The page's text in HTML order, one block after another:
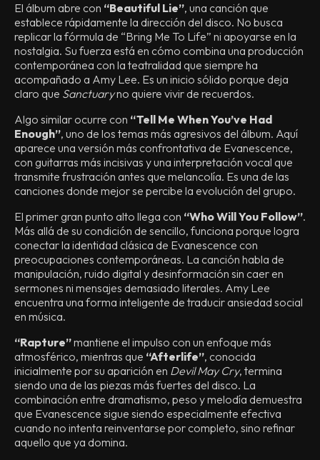
El álbum abre con “Beautiful Lie”, una canción que
establece rápidamente la dirección del disco. No busca
replicar la fórmula de “Bring Me To Life” ni apoyarse en la
nostalgia. Su fuerza está en cómo combina una producción
contemporánea con la teatralidad que siempre ha
acompañado a Amy Lee. Es un inicio sólido porque deja
claro que Sanctuaryno quiere vivir de recuerdos.
Algo similar ocurre con “Tell Me When You’ve Had
Enough”, uno de los temas más agresivos del álbum. Aquí
aparece una versión más confrontativa de Evanescence,
con guitarras más incisivas y una interpretación vocal que
transmite frustración antes que melancolía. Es una de las
canciones donde mejor se percibe la evolución del grupo.
El primer gran punto alto llega con “Who Will You Follow”.
Más allá de su condición de sencillo, funciona porque logra
conectar la identidad clásica de Evanescence con
preocupaciones contemporáneas. La canción habla de
manipulación, ruido digital y desinformación sin caer en
sermones ni mensajes demasiado literales. Amy Lee
encuentra una forma inteligente de traducir ansiedad social
en música.
“Rapture”mantiene el impulso con un enfoque más
atmosférico, mientras que “Afterlife”, conocida
inicialmente por su aparición en Devil May Cry, termina
siendo una de las piezas más fuertes del disco. La
combinación entre dramatismo, peso y melodía demuestra
que Evanescence sigue siendo especialmente efectiva
cuando no intenta reinventarse por completo, sino refinar
aquello que ya domina.